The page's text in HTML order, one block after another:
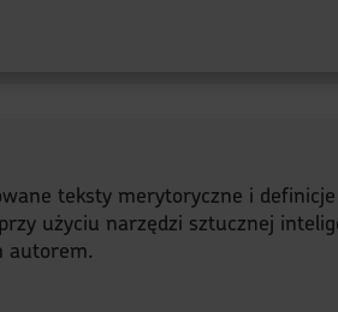
teksty merytoryczne i
użyciu narzędzi sztucznej
autorem.